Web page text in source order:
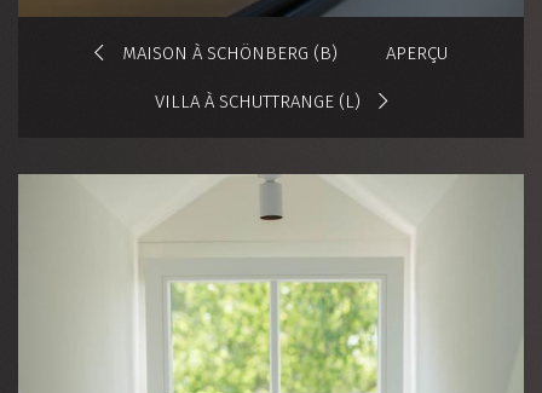
Home Nouveautés Contact
DE | FR
EMPLOIS ET CARRIÈRES
MAISON À SCHÖNBERG (B) APERÇU
VILLA À SCHUTTRANGE (L)